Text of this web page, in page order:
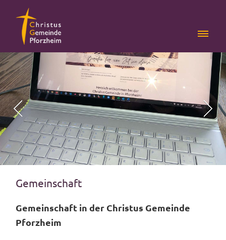
Gemeinschaft
Gemeinschaft in der Christus Gemeinde
Pforzheim